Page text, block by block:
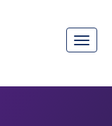
Toggle